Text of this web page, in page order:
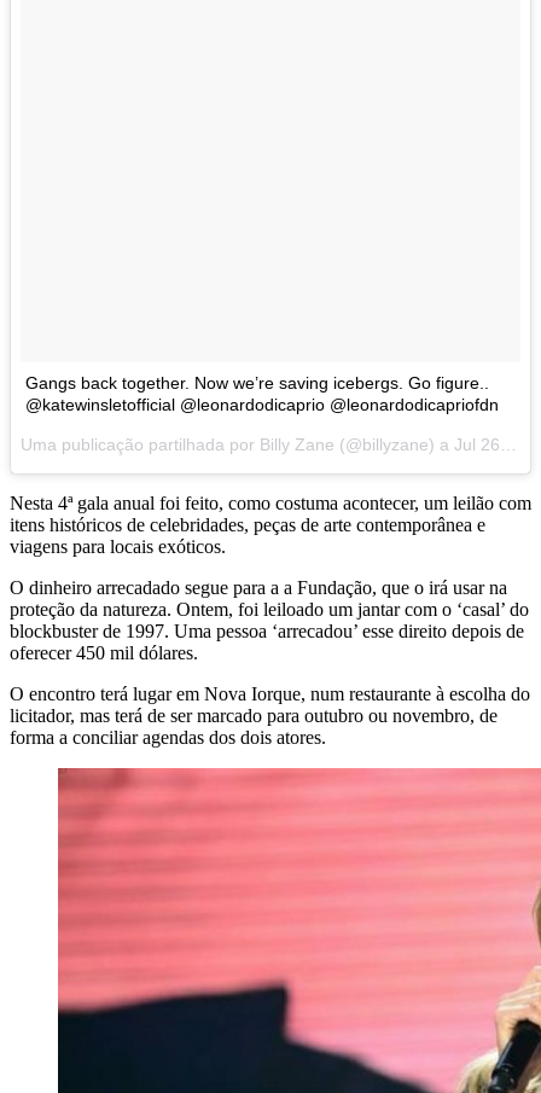
Gangs back together. Now we’re saving icebergs. Go figure..
@katewinsletofficial @leonardodicaprio @leonardodicapriofdn
Uma publicação partilhada por Billy Zane (@billyzane) a Jul 26, 2017 às 1:12 PDT
Nesta 4ª gala anual foi feito, como costuma acontecer, um leilão com
itens históricos de celebridades, peças de arte contemporânea e
viagens para locais exóticos.
O dinheiro arrecadado segue para a a Fundação, que o irá usar na
proteção da natureza. Ontem, foi leiloado um jantar com o ‘casal’ do
blockbuster de 1997. Uma pessoa ‘arrecadou’ esse direito depois de
oferecer 450 mil dólares.
O encontro terá lugar em Nova Iorque, num restaurante à escolha do
licitador, mas terá de ser marcado para outubro ou novembro, de
forma a conciliar agendas dos dois atores.